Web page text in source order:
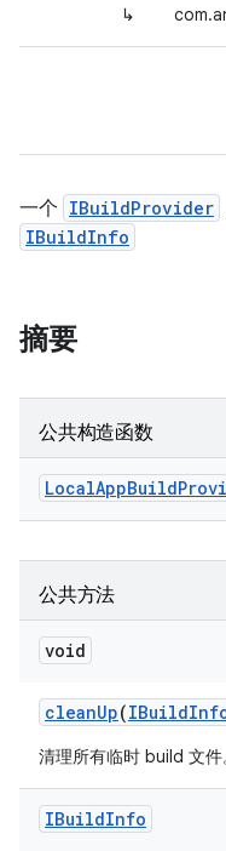
↳
一个 IBuildProvider
IBuildInfo
摘要
公共构造函数
LocalAppBuild
公共方法
void
cleanUp(IBuild
清理所有临时 build 文件
IBuildInfo